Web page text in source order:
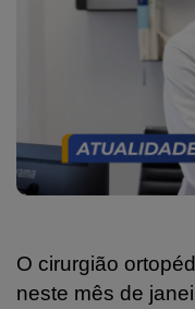
O cirurgião
neste mês de